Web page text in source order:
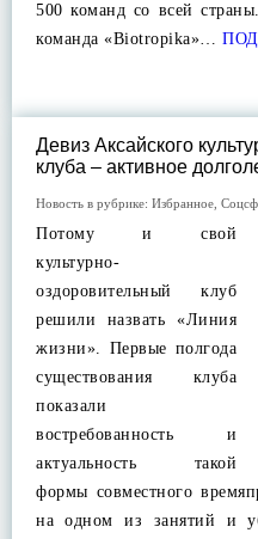
500 команд со всей
команда «Biotropika»…
Девиз Аксайского
клуба – активное
Новость в рубрике: Избранное
Потому и свой
культурно-
оздоровительный клуб
решили назвать «Линия
жизни». Первые полгода
существования клуба
показали
востребованность и
актуальность такой
формы совместного
на одном из занятий и